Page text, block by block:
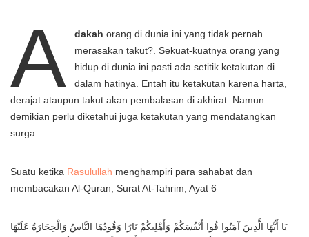
A dakahorang di dunia ini yang tidak pernah
merasakan takut?. Sekuat-kuatnya orang yang
hidup di dunia ini pasti ada setitik ketakutan di
dalam hatinya. Entah itu ketakutan karena harta,
derajat ataupun takut akan pembalasan di akhirat. Namun
demikian perlu diketahui juga ketakutan yang mendatangkan
surga.
Suatu ketika Rasulullah menghampiri para sahabat dan
membacakan Al-Quran, Surat At-Tahrim, Ayat 6
يَا أَيُّهَا الَّذِينَ آمَنُوا قُوا أَنْفُسَكُمْ وَأَهْلِيكُمْ نَارًا وَقُودُهَا النَّاسُ وَالْحِجَارَةُ عَلَيْهَا